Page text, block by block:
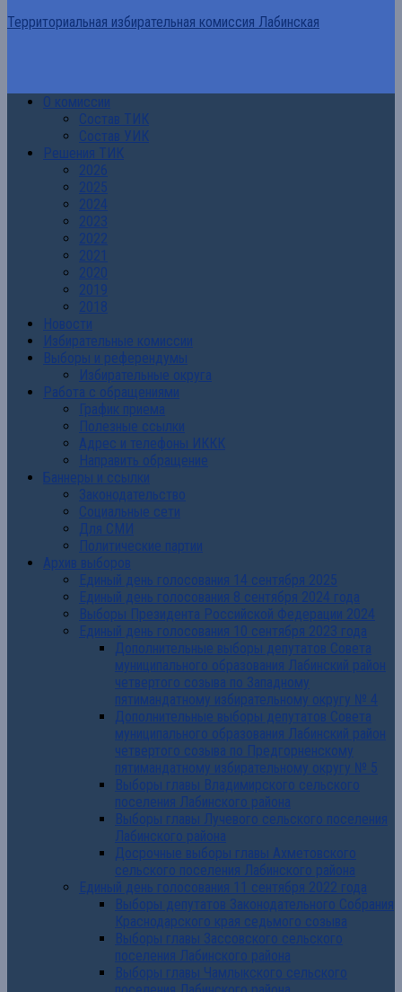
Территориальная избирательная комиссия Лабинская
О комиссии
Состав ТИК
Состав УИК
Решения ТИК
2026
2025
2024
2023
2022
2021
2020
2019
2018
Новости
Избирательные комиссии
Выборы и референдумы
Избирательные округа
Работа с обращениями
График приема
Полезные ссылки
Адрес и телефоны ИККК
Направить обращение
Баннеры и ссылки
Законодательство
Социальные сети
Для СМИ
Политические партии
Архив выборов
Единый день голосования 14 сентября 2025
Единый день голосования 8 сентября 2024 года
Выборы Президента Российской Федерации 2024
Единый день голосования 10 сентября 2023 года
Дополнительные выборы депутатов Совета
муниципального образования Лабинский район
четвертого созыва по Западному
пятимандатному избирательному округу № 4
Дополнительные выборы депутатов Совета
муниципального образования Лабинский район
четвертого созыва по Предгорненскому
пятимандатному избирательному округу № 5
Выборы главы Владимирского сельского
поселения Лабинского района
Выборы главы Лучевого сельского поселения
Лабинского района
Досрочные выборы главы Ахметовского
сельского поселения Лабинского района
Единый день голосования 11 сентября 2022 года
Выборы депутатов Законодательного Собрания
Краснодарского края седьмого созыва
Выборы главы Зассовского сельского
поселения Лабинского района
Выборы главы Чамлыкского сельского